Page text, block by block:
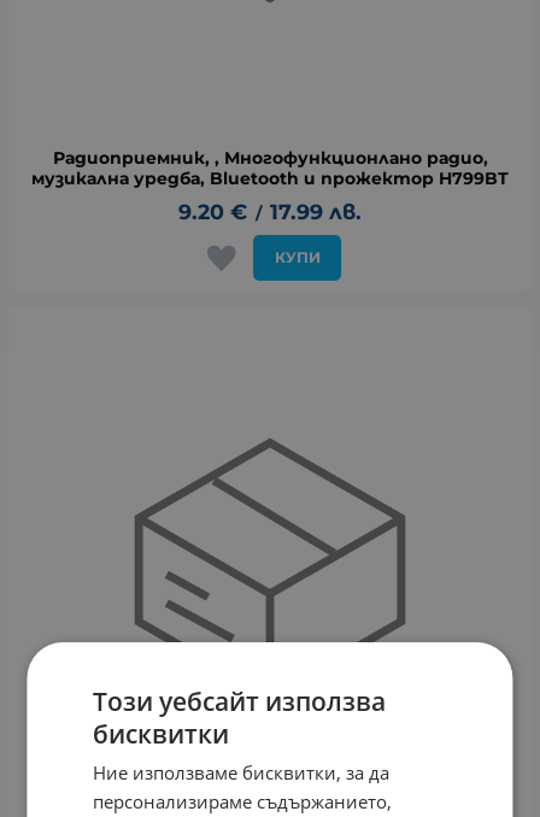
Радиоприемник, , Многофункционлано радио,
музикална уредба, Bluetooth и прожектор H799BT
9.20 € / 17.99 лв.
КУПИ
Този уебсайт използва
бисквитки
Ние използваме бисквитки, за да
персонализираме съдържанието,